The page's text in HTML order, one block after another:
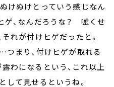
けぬけとっていう感じなん
ゲ、なんだろうな？ 嘘くせ
れが付けヒゲだったと。
まり、付けヒゲが取れる
わになるという、これ以上
して見せるというね。